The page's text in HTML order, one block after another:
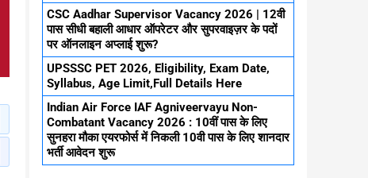
CSC Aadhar Supervisor Vacancy 2026 | 12वी
पास सीधी बहाली आधार ऑपरेटर और सुपरवाइज़र के पदों
पर ऑनलाइन अप्लाई शुरू?
UPSSSC PET 2026, Eligibility, Exam Date,
Syllabus, Age Limit,Full Details Here
Indian Air Force IAF Agniveervayu Non-
Combatant Vacancy 2026 : 10वीं पास के लिए
सुनहरा मौका एयरफोर्स में निकली 10वी पास के लिए शानदार
भर्ती आवेदन शुरू